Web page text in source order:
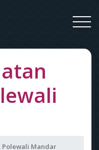
Polewali Mandar